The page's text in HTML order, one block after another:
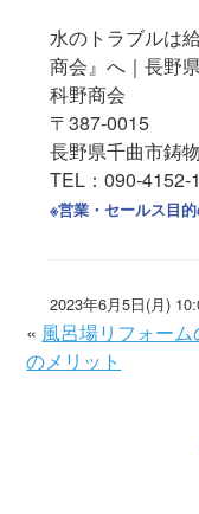
水のトラブルは
商会』へ｜長野
科野商会
〒387-0015
長野県千曲市鋳
TEL：090-
※営業・セールス目
2023年6月5日(月)
« 風呂場リフォーム
のメリット